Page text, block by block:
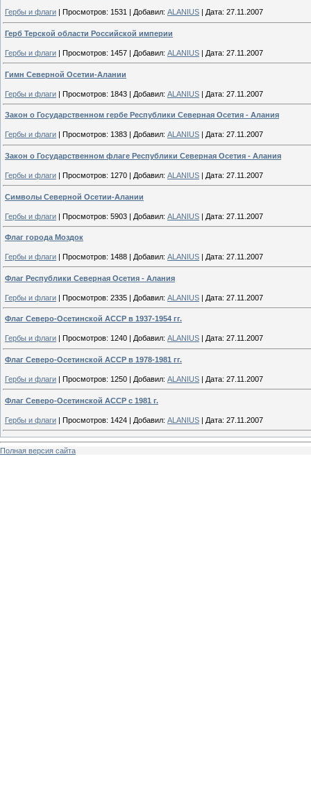
Гербы и флаги Просмотров: 1531 Добавил: ALANIUS Дата: 27.11.2007
Герб Терской области Российской империи
Гербы и флаги | Просмотров: 1457 | Добавил: ALANIUS | Дата: 27.11.2007
Гимн Северной Осетии-Алании
Гербы и флаги | Просмотров: 1843 | Добавил: ALANIUS | Дата: 27.11.2007
Закон о Государственном гербе Республики Северная Осетия - Алания
Гербы и флаги | Просмотров: 1383 | Добавил: ALANIUS | Дата: 27.11.2007
Закон о Государственном флаге Республики Северная Осетия - Алания
Гербы и флаги | Просмотров: 1270 | Добавил: ALANIUS | Дата: 27.11.2007
Символы Северной Осетии-Алании
Гербы и флаги | Просмотров: 5903 | Добавил: ALANIUS | Дата: 27.11.2007
Флаг города Моздок
Гербы и флаги | Просмотров: 1488 | Добавил: ALANIUS | Дата: 27.11.2007
Флаг Республики Северная Осетия - Алания
Гербы и флаги | Просмотров: 2335 | Добавил: ALANIUS | Дата: 27.11.2007
Флаг Северо-Осетинской АССР в 1937-1954 гг.
Гербы и флаги Просмотров: 1240 Добавил: ALANIUS Дата: 27.11.2007
Флаг Северо-Осетинской АССР в 1978-1981 гг.
Гербы и флаги | Просмотров: 1250 | Добавил: ALANIUS | Дата: 27.11.2007
Флаг Северо-Осетинской АССР с 1981 г.
Гербы и флаги | Просмотров: 1424 | Добавил: ALANIUS | Дата: 27.11.2007
Полная версия сайта